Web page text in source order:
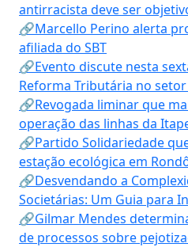
antirracista deve ser
🔗Marcello Perino alerta
afiliada do SBT
🔗Evento discute nesta
Reforma Tributária no
🔗Revogada liminar que
operação das linhas da
🔗Partido Solidariedade
estação ecológica em
🔗Desvendando a
Societárias: Um Guia para
🔗Gilmar Mendes
de processos sobre